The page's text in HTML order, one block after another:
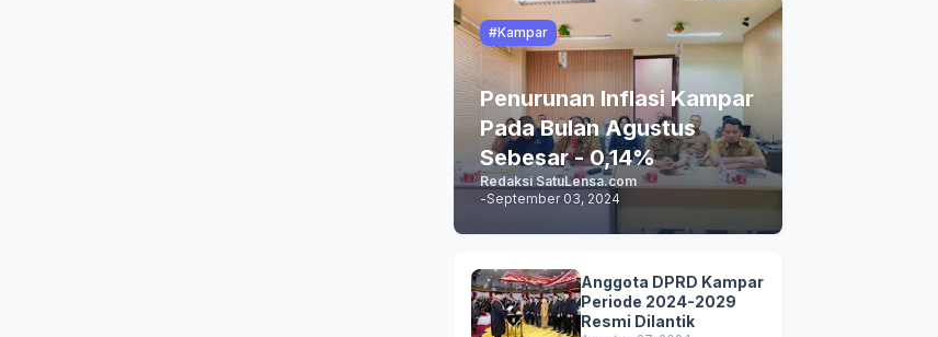
#Kampar
Penurunan Inflasi Kampar
Pada Bulan Agustus
Sebesar - 0,14%
Redaksi SatuLensa.com
-September 03, 2024
Anggota DPRD Kampar
Periode 2024-2029
Resmi Dilantik